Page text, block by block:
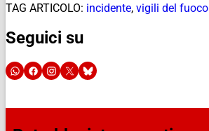
TAG ARTICOLO: incidente, vigili del fuoco
Seguici su